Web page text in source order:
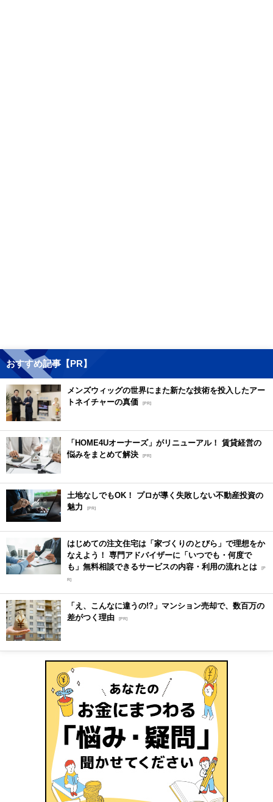
おすすめ記事【PR】
メンズウィッグの世界にまた新たな技術を投入したアー
トネイチャーの真価 [PR]
「HOME4Uオーナーズ」がリニューアル！ 賃貸経営の
悩みをまとめて解決 [PR]
土地なしでもOK！ プロが導く失敗しない不動産投資の
魅力
[PR]
はじめての注文住宅は「家づくりのとびら」で理想をか
なえよう！ 専門アドバイザーに「いつでも・何度で
も」無料相談できるサービスの内容・利用の流れとは [P
R]
「え、こんなに違うの!?」マンション売却で、数百万の
差がつく理由 [PR]